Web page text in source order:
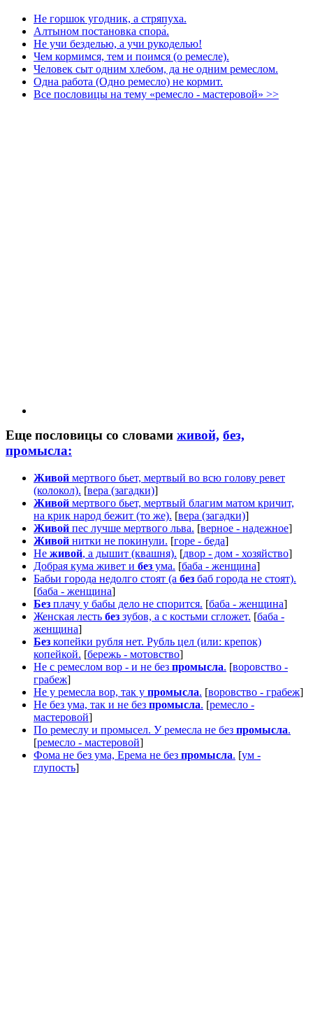
Не горшок угодник, а стряпуха.
Алтыном постановка спора́.
Не учи безделью, а учи рукоделью!
Чем кормимся, тем и поимся (о ремесле).
Человек сыт одним хлебом, да не одним ремеслом.
Одна работа (Одно ремесло) не кормит.
Все пословицы на тему «ремесло - мастеровой» >>
Еще пословицы со словами живой, без,
промысла:
Живой мертвого бьет, мертвый во всю голову ревет
(колокол). [вера (загадки)]
Живой мертвого бьет, мертвый благим матом кричит,
на крик народ бежит (то же). [вера (загадки)]
Живой пес лучше мертвого льва. [верное - надежное]
Живой нитки не покинули. [горе - беда]
Не живой, а дышит (квашня). [двор - дом - хозяйство]
Добрая кума живет и без ума. [баба - женщина]
Бабьи города недолго стоят (а без баб города не стоят).
[баба - женщина]
Без плачу у бабы дело не спорится. [баба - женщина]
Женская лесть без зубов, а с костьми сгложет. [баба -
женщина]
Без копейки рубля нет. Рубль цел (или: крепок)
копейкой. [бережь - мотовство]
Не с ремеслом вор - и не без промысла. [воровство -
грабеж]
Не у ремесла вор, так у промысла. [воровство - грабеж]
Не без ума, так и не без промысла. [ремесло -
мастеровой]
По ремеслу и промысел. У ремесла не без промысла.
[ремесло - мастеровой]
Фома не без ума, Ерема не без промысла. [ум -
глупость]